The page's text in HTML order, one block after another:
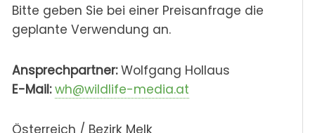
Bitte geben Sie bei einer Preisanfrage die
geplante Verwendung an.
Ansprechpartner:Wolfgang Hollaus
E-Mail: wh@wildlife-media.at
Österreich / Bezirk Melk